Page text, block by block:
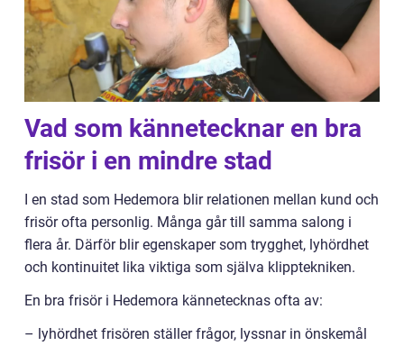
Vad som kännetecknar en bra
frisör i en mindre stad
I en stad som Hedemora blir relationen mellan kund och
frisör ofta personlig. Många går till samma salong i
flera år. Därför blir egenskaper som trygghet, lyhördhet
och kontinuitet lika viktiga som själva klipptekniken.
En bra frisör i Hedemora kännetecknas ofta av:
– lyhördhet frisören ställer frågor, lyssnar in önskemål